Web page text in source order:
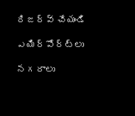
రిజర్వ్ చేయండి
ఎయిర్؜పోర్ట్؜లు
నగరాలు